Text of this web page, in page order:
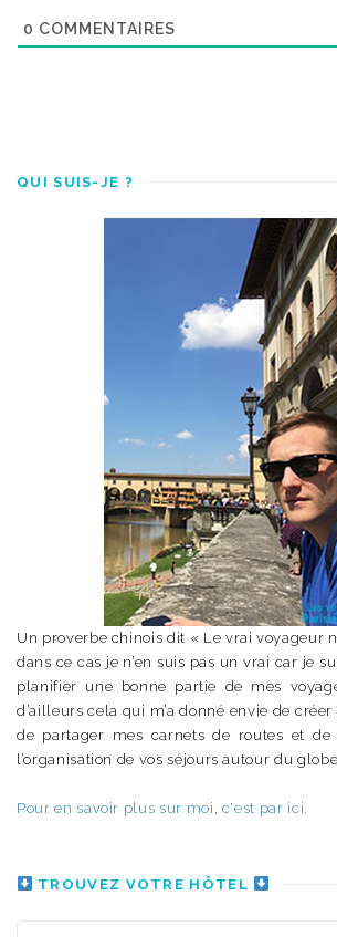
0 COMMENTAIRES
QUI SUIS-JE ?
Un proverbe chinois dit « Le vrai voyageur
dans ce cas je n’en suis pas un vrai car je
planifier une bonne partie de mes
d’ailleurs cela qui m’a donné envie de
de partager mes carnets de routes et de
l’organisation de vos séjours autour du
Pour en savoir plus sur moi, c'est par ici.
TROUVEZ VOTRE HÔTEL